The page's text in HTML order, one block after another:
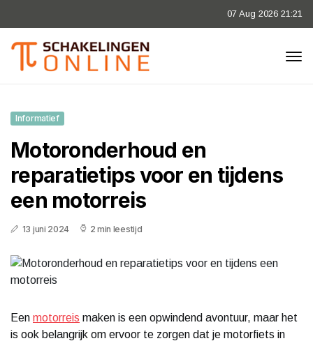
07 Aug 2026 21:21
Informatief
Motoronderhoud en
reparatietips voor en tijdens
een motorreis
13 juni 2024 2 min leestijd
Een motorreis maken is een opwindend avontuur, maar het
is ook belangrijk om ervoor te zorgen dat je motorfiets in